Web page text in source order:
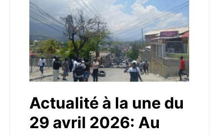
Actualité à la une du
29 avril 2026: Au